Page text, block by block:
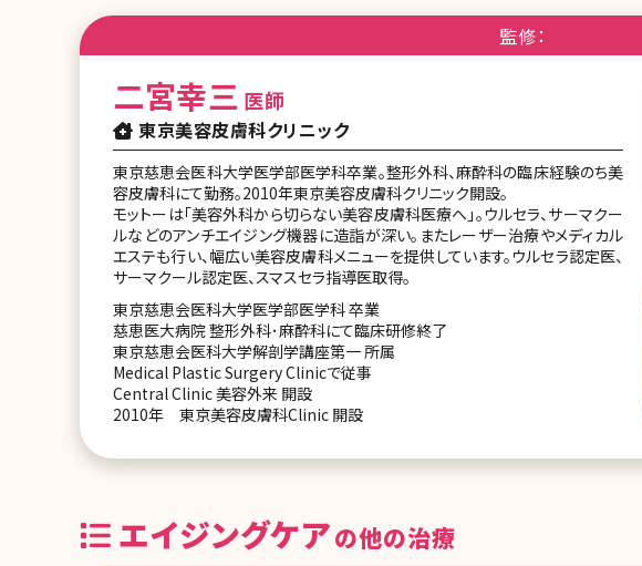
監修：
二宮幸三 医師
東京美容皮膚科クリニック
東京慈恵会医科大学医学部医学科卒業。整形外科、麻酔科の臨床経験のち美
容皮膚科にて勤務。2010年東京美容皮膚科クリニック開設。
モットーは「美容外科から切らない美容皮膚科医療へ」。ウルセラ、サーマクー
ルなどのアンチエイジング機器に造詣が深い。またレーザー治療やメディカル
エステも行い、幅広い美容皮膚科メニューを提供しています。ウルセラ認定医、
サーマクール認定医、スマスセラ指導医取得。
東京慈恵会医科大学医学部医学科 卒業
慈恵医大病院 整形外科･麻酔科にて臨床研修終了
東京慈恵会医科大学解剖学講座第一 所属
Medical Plastic Surgery Clinicで従事
Central Clinic 美容外来 開設
2010年 東京美容皮膚科Clinic 開設
エイジングケアの他の治療